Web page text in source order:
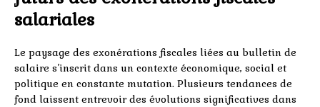
salariales
Le paysage des exonérations fiscales liées au bulletin de
salaire s’inscrit dans un contexte économique, social et
politique en constante mutation. Plusieurs tendances de
fond laissent entrevoir des évolutions significatives dans